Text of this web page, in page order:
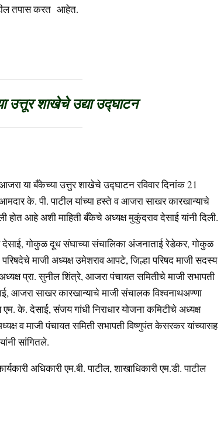
तपास करत आहेत.
उत्तूर शाखेचे उद्या उद्घाटन
या बँकेच्या उत्तुर शाखेचे उद्घाटन रविवार दिनांक 21
के. पी. पाटील यांच्या हस्ते व आजरा साखर कारखान्याचे
होत आहे अशी माहिती बँकेचे अध्यक्ष मुकुंदराव देसाई यांनी दिली.
गोकुळ दूध संघाच्या संचालिका अंजनाताई रेडेकर, गोकुळ
माजी अध्यक्ष उमेशराव आपटे, जिल्हा परिषद माजी सदस्य
प्रा. सुनील शिंत्रे, आजरा पंचायत समितीचे माजी सभापती
आजरा साखर कारखान्याचे माजी संचालक विश्वनाथअण्णा
के. देसाई, संजय गांधी निराधार योजना कमिटीचे अध्यक्ष
व माजी पंचायत समिती सभापती विष्णुपंत केसरकर यांच्यासह
सांगितले.
अधिकारी एम.बी. पाटील, शाखाधिकारी एम.डी. पाटील